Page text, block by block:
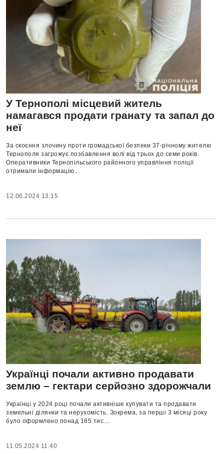
У Тернополі місцевий житель
намагався продати гранату та запал до
неї
За скоєння злочину проти громадської безпеки 37-річному жителю
Тернополя загрожує позбавлення волі від трьох до семи років.
Оперативники Тернопільського районного управління поліції
отримали інформацію...
12.06.2024 13:15
Українці почали активно продавати
землю – гектари серйозно здорожчали
Українці у 2024 році почали активніше купувати та продавати
земельні ділянки та нерухомість. Зокрема, за перші 3 місяці року
було оформлено понад 185 тис....
11.05.2024 11:40